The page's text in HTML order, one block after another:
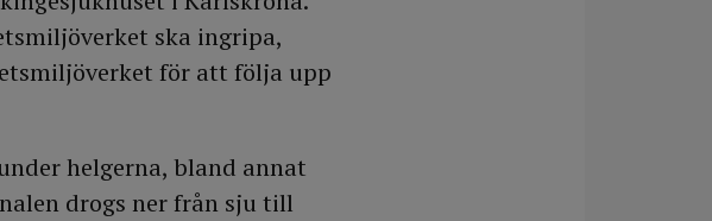
ska ingripa,
för att följa upp
helgerna, bland annat
drogs ner från sju till